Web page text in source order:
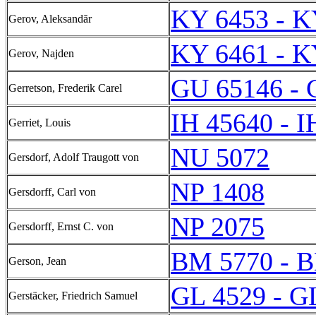
Gerov, Aleksandăr KY 6453 -
Gerov, Najden KY 6461 -
Gerretson, Frederik Carel GU 65146 -
Gerriet, Louis IH 45640 -
Gersdorf, Adolf Traugott von NU 5072
Gersdorff, Carl von NP 1408
Gersdorff, Ernst C. von NP 2075
Gerson, Jean BM 5770 -
Gerstäcker, Friedrich Samuel GL 4529 -